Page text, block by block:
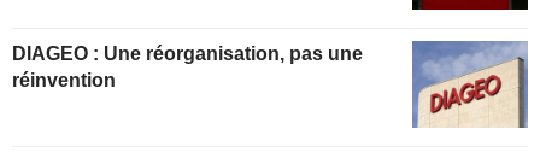
DIAGEO : Une réorganisation, pas une
réinvention